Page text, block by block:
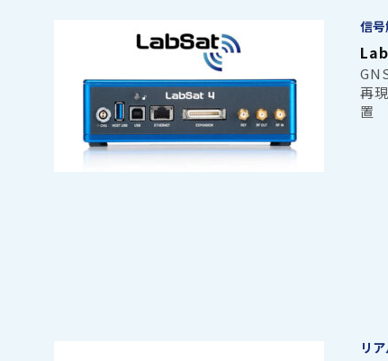
信
再
置
リ